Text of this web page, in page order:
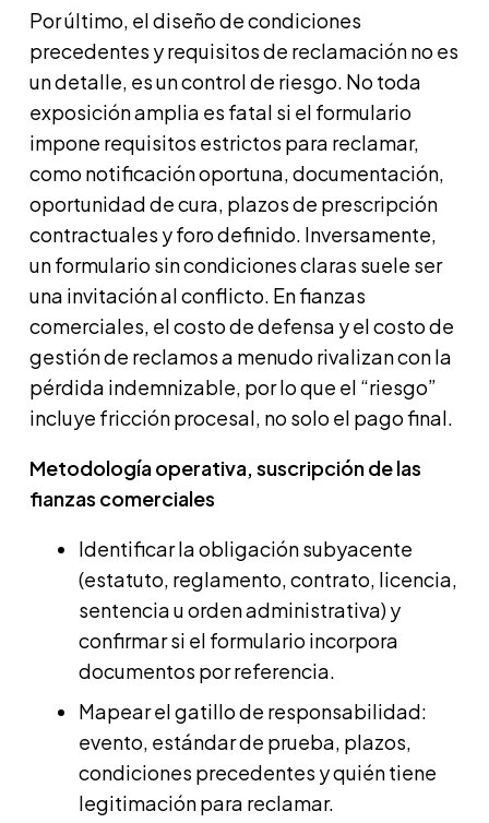
Por último, el diseño de condiciones
precedentes y requisitos de reclamación no es
un detalle, es un control de riesgo. No toda
exposición amplia es fatal si el formulario
impone requisitos estrictos para reclamar,
como notificación oportuna, documentación,
oportunidad de cura, plazos de prescripción
contractuales y foro definido. Inversamente,
un formulario sin condiciones claras suele ser
una invitación al conflicto. En fianzas
comerciales, el costo de defensa y el costo de
gestión de reclamos a menudo rivalizan con la
pérdida indemnizable, por lo que el “riesgo”
incluye fricción procesal, no solo el pago final.
Metodología operativa, suscripción de las
fianzas comerciales
Identificar la obligación subyacente
(estatuto, reglamento, contrato, licencia,
sentencia u orden administrativa) y
confirmar si el formulario incorpora
documentos por referencia.
Mapear el gatillo de responsabilidad:
evento, estándar de prueba, plazos,
condiciones precedentes y quién tiene
legitimación para reclamar.